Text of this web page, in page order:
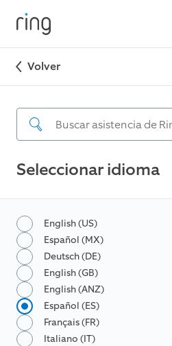
Volver
Seleccionar idioma
English (US)
Español (MX)
Deutsch (DE)
English (GB)
English (ANZ)
Español (ES)
Français (FR)
Italiano (IT)